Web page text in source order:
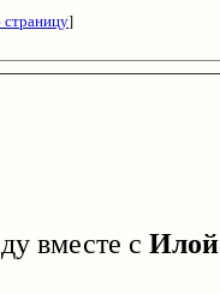
]
вместе с Илой